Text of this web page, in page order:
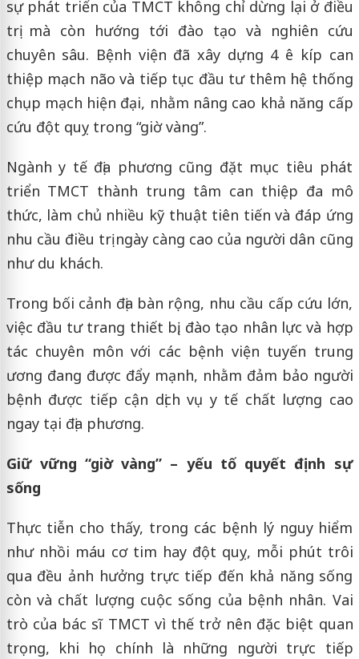
sự phát triển của TMCT không chỉ dừng lại ở điều
trị mà còn hướng tới đào tạo và nghiên cứu
chuyên sâu. Bệnh viện đã xây dựng 4 ê kíp can
thiệp mạch não và tiếp tục đầu tư thêm hệ thống
chụp mạch hiện đại, nhằm nâng cao khả năng cấp
cứu đột quỵ trong “giờ vàng”.
Ngành y tế địa phương cũng đặt mục tiêu phát
triển TMCT thành trung tâm can thiệp đa mô
thức, làm chủ nhiều kỹ thuật tiên tiến và đáp ứng
nhu cầu điều trị ngày càng cao của người dân cũng
như du khách.
Trong bối cảnh địa bàn rộng, nhu cầu cấp cứu lớn,
việc đầu tư trang thiết bị, đào tạo nhân lực và hợp
tác chuyên môn với các bệnh viện tuyến trung
ương đang được đẩy mạnh, nhằm đảm bảo người
bệnh được tiếp cận dịch vụ y tế chất lượng cao
ngay tại địa phương.
Giữ vững “giờ vàng” – yếu tố quyết định sự
sống
Thực tiễn cho thấy, trong các bệnh lý nguy hiểm
như nhồi máu cơ tim hay đột quỵ, mỗi phút trôi
qua đều ảnh hưởng trực tiếp đến khả năng sống
còn và chất lượng cuộc sống của bệnh nhân. Vai
trò của bác sĩ TMCT vì thế trở nên đặc biệt quan
trọng, khi họ chính là những người trực tiếp